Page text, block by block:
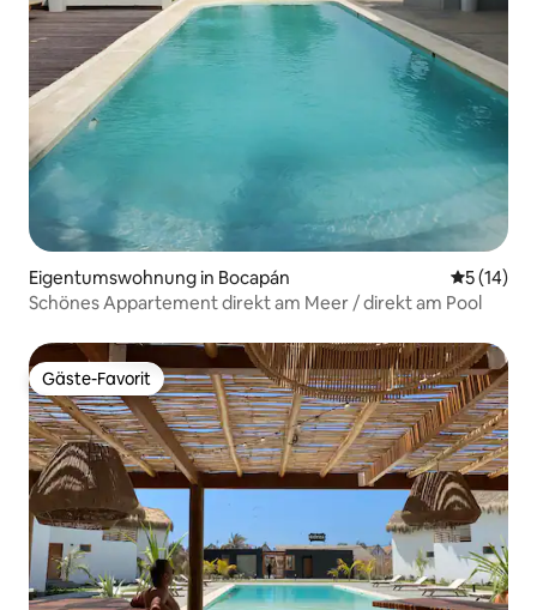
Eigentumswohnung in Bocapán
5 (14)
Schönes Appartement direkt am Meer / direkt am Pool
Gäste-Favorit
Gäste-Favorit